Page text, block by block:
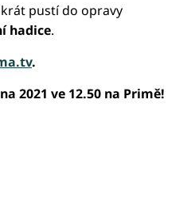
pustí do opravy
hadice.
.
2021 ve 12.50 na Primě!